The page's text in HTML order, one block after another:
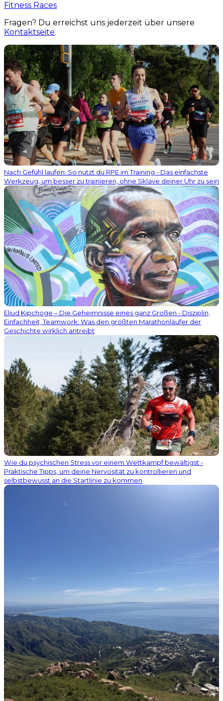
Fitness Races
Fragen? Du erreichst uns jederzeit über unsere
Kontaktseite.
Nach Gefühl laufen: So nutzt du RPE im Training - Das einfachste
Werkzeug, um besser zu trainieren, ohne Sklave deiner Uhr zu sein
Eliud Kipchoge – Die Geheimnisse eines ganz Großen - Disziplin,
Einfachheit, Teamwork: Was den größten Marathonläufer der
Geschichte wirklich antreibt
Wie du psychischen Stress vor einem Wettkampf bewältigst -
Praktische Tipps, um deine Nervosität zu kontrollieren und
selbstbewusst an die Startlinie zu kommen